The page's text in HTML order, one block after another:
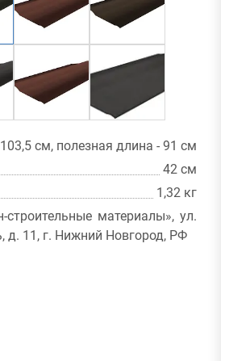
103,5 см, полезная длина - 91 см
42 см
1,32 кг
материалы», ул.
д. 11, г. Нижний Новгород, РФ